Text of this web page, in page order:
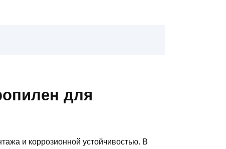
для
и коррозионной устойчивостью. В